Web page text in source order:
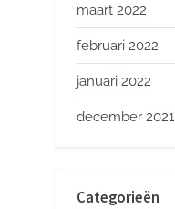
maart 2022
februari 2022
januari 2022
december 2021
Categorieën